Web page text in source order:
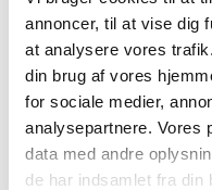
annoncer, til at vise dig
at analysere vores
din brug af vores
for sociale medier,
analysepartnere. Vores
data med andre
de har indsamlet fra din